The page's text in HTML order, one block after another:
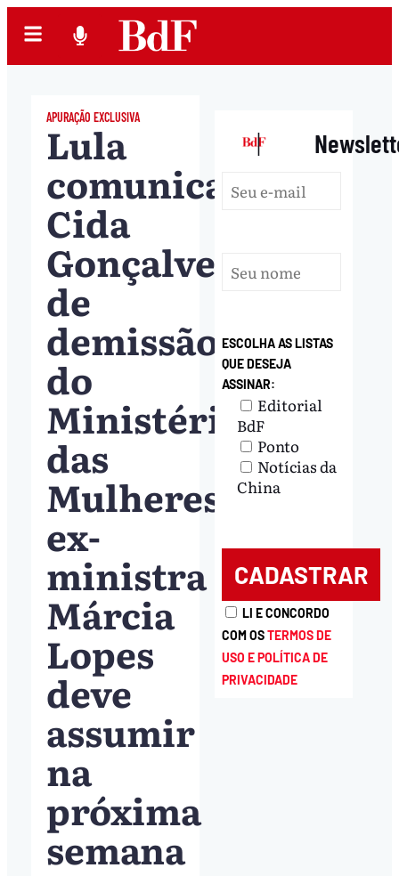
APURAÇÃO EXCLUSIVA
Lula
comunica
Cida
Gonçalves
de
demissão
do
Ministério
das
Mulheres;
ex-
ministra
Márcia
Lopes
deve
assumir
na
próxima
semana
|
ESCOLHA AS LISTAS
QUE DESEJA
ASSINAR:
Editorial
BdF
Ponto
Notícias da
China
LI E CONCORDO
COM OSTERMOS DE
USO E POLÍTICA DE
PRIVACIDADE